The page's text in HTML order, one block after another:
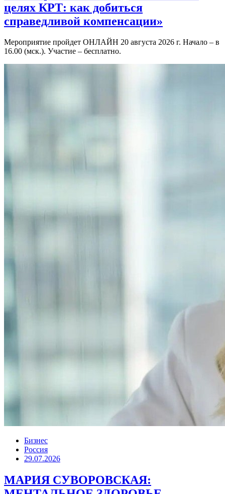
целях КРТ: как добиться
справедливой компенсации»
Мероприятие пройдет ОНЛАЙН 20 августа 2026 г. Начало – в
16.00 (мск.). Участие – бесплатно.
Бизнес
Россия
29.07.2026
МАРИЯ СУВОРОВСКАЯ: